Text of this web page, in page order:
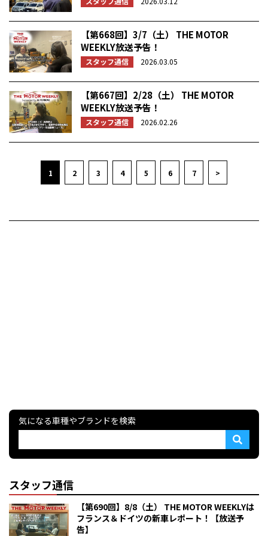
【第668回】3/7（土） THE MOTOR
WEEKLY放送予告！
スタッフ通信 2026.03.05
【第667回】2/28（土） THE MOTOR
WEEKLY放送予告！
スタッフ通信 2026.02.26
1 2 3 4 5 6 7 >
気になる車種やブランドを検索
スタッフ通信
【第690回】8/8（土） THE MOTOR WEEKLYは
フランス＆ドイツの新車レポート！【放送予
告】